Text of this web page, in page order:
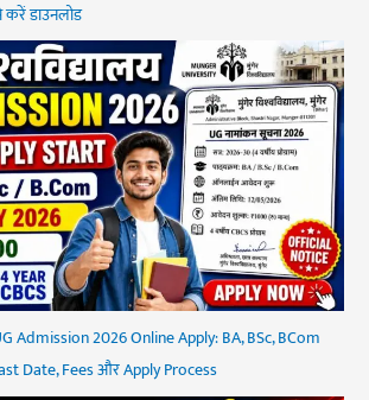
डाउनलोड
Admission 2026 Online Apply: BA, BSc, BCom
Date, Fees और Apply Process